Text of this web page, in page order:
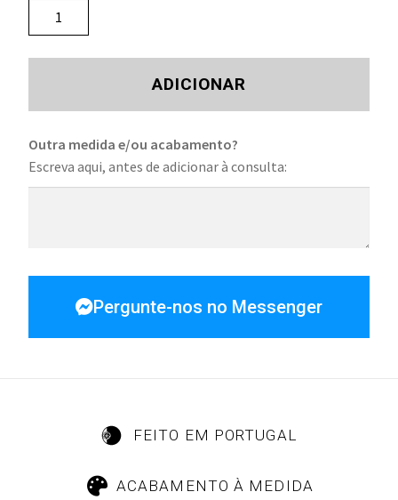
ADICIONAR
Outra medida e/ou acabamento?
Escreva aqui, antes de adicionar à consulta:
Pergunte-nos no Messenger
FEITO EM PORTUGAL
ACABAMENTO À MEDIDA